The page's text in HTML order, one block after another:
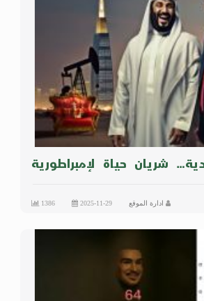
شريان حياة لإمبراطورية
ادارة الموقع 2025-11-29
1386